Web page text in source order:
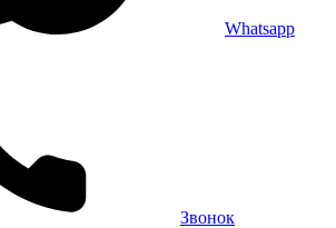
Whatsapp
Звонок